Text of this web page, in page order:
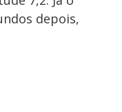
depois,